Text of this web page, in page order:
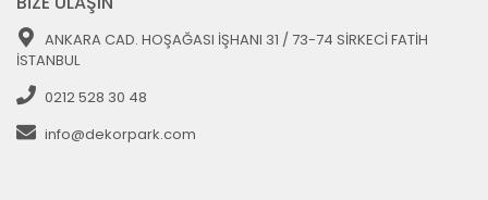
ANKARA CAD. HOŞAĞASI İŞHANI 31 / 73-74 SİRKECİ FATİH
İSTANBUL
0212 528 30 48
info@dekorpark.com